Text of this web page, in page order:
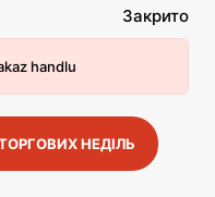
Закрито
handlu
НЕДІЛЬ